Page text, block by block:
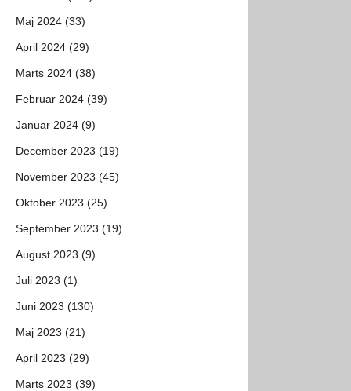
Maj 2024 (33)
April 2024 (29)
Marts 2024 (38)
Februar 2024 (39)
Januar 2024 (9)
December 2023 (19)
November 2023 (45)
Oktober 2023 (25)
September 2023 (19)
August 2023 (9)
Juli 2023 (1)
Juni 2023 (130)
Maj 2023 (21)
April 2023 (29)
Marts 2023 (39)